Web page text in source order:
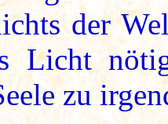
der
Licht
zu